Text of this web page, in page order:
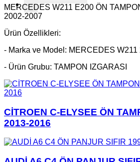
MERCEDES W211 E200 ÖN
2002-2007
Ürün Özellikleri:
- Marka ve Model: MERCEDES W211
- Ürün Grubu: TAMPON IZGARASI
CİTROEN C-ELYSEE ÖN
2013-2016